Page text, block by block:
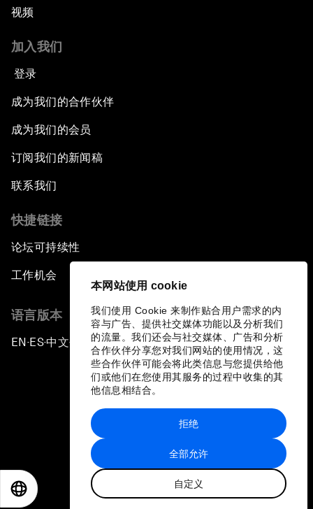
本网站使用 cookie
我们使用 Cookie 来制作贴合用户需求的内
容与广告、提供社交媒体功能以及分析我们
的流量。我们还会与社交媒体、广告和分析
合作伙伴分享您对我们网站的使用情况，这
些合作伙伴可能会将此类信息与您提供给他
们或他们在您使用其服务的过程中收集的其
他信息相结合。
全部允许
自定义
拒绝
视频
加入我们
登录
成为我们的合作伙伴
成为我们的会员
订阅我们的新闻稿
联系我们
快捷链接
论坛可持续性
工作机会
语言版本
EN ▪ES▪中文▪ 日本語
站点地图
世界经济论坛